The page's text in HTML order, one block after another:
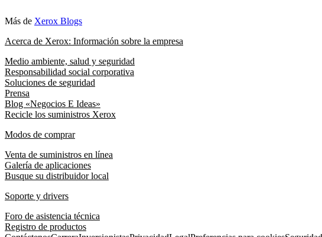
Más de Xerox Blogs
Acerca de Xerox: Información sobre la empresa
Medio ambiente, salud y seguridad
Responsabilidad social corporativa
Soluciones de seguridad
Prensa
Blog «Negocios E Ideas»
Recicle los suministros Xerox
Modos de comprar
Venta de suministros en línea
Galería de aplicaciones
Busque su distribuidor local
Soporte y drivers
Foro de asistencia técnica
Registro de productos